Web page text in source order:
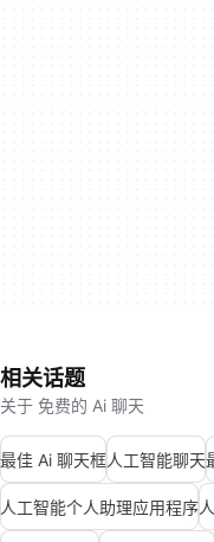
相关话题
关于 免费的 Ai 聊天
最佳 Ai 聊天框人工智能聊天
人工智能个人助理应用程序